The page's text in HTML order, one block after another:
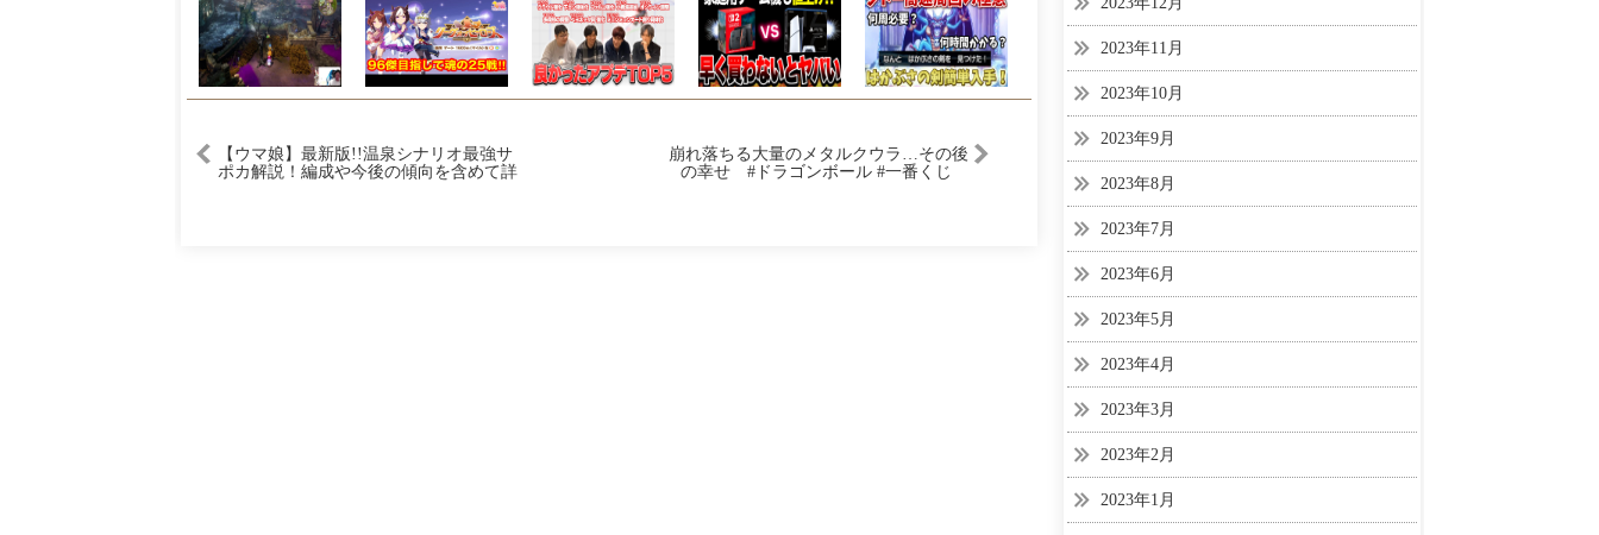
【ウマ娘】最新版!!温泉シナリオ最強サ
ポカ解説！編成や今後の傾向を含めて詳
崩れ落ちる大量のメタルクウラ…その後
の幸せ #ドラゴンボール #一番くじ
2023年11月
2023年10月
2023年9月
2023年8月
2023年7月
2023年6月
2023年5月
2023年4月
2023年3月
2023年2月
2023年1月